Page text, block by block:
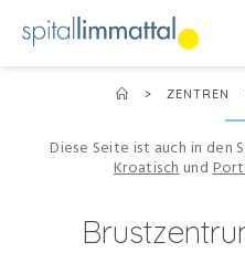
> ZENTREN
Diese Seite ist auch in den
Kroatischund